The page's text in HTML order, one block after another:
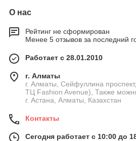
О нас
Рейтинг не сформирован
Менее 5 отзывов за последний
Работает с 28.01.2010
г. Алматы
г. Алматы, Сейфуллина
ТЦ Fashion Avenue), Также
г. Астана, Алматы, Казахстан
Контакты
Сегодня работает с 10:00 до